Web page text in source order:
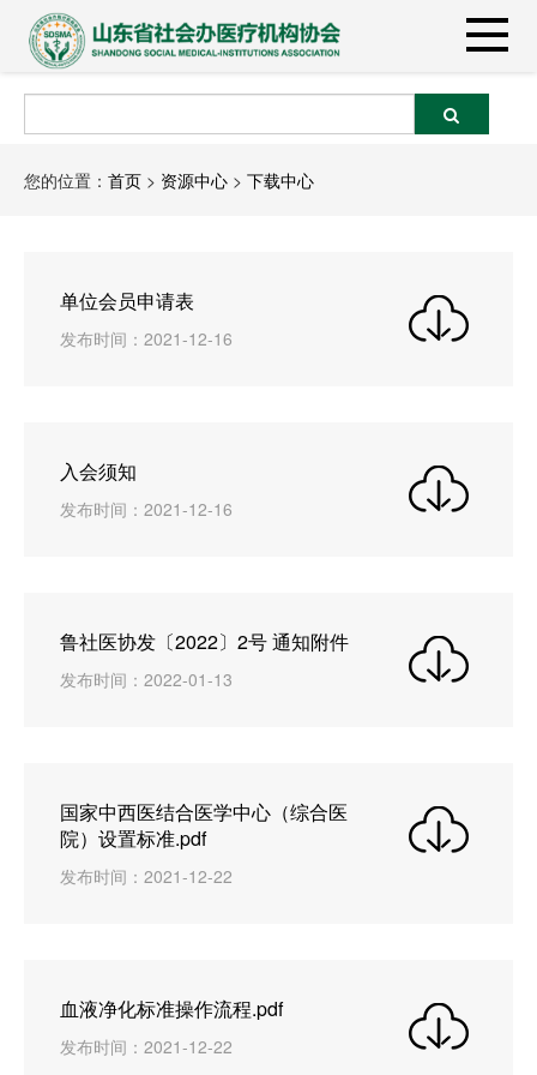
您的位置： 首页 > 资源中心 > 下载中心
单位会员申请表
发布时间：2021-12-16
入会须知
发布时间：2021-12-16
鲁社医协发〔2022〕2号 通知附件
发布时间：2022-01-13
国家中西医结合医学中心（综合医
院）设置标准.pdf
发布时间：2021-12-22
血液净化标准操作流程.pdf
发布时间：2021-12-22